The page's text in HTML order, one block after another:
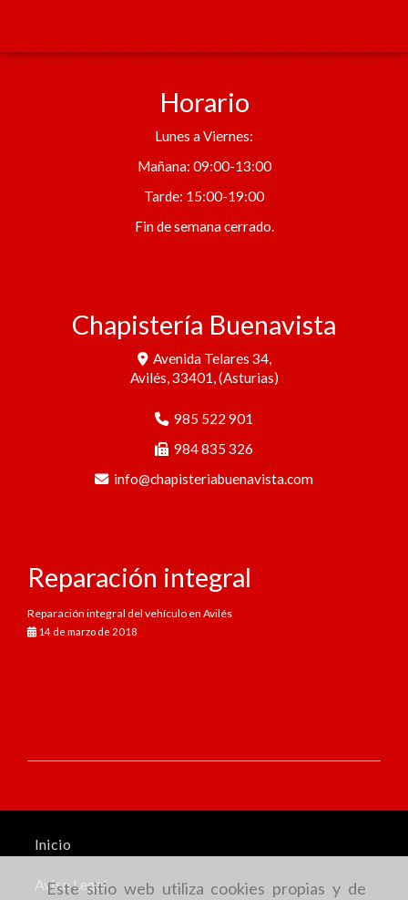
Este sitio web utiliza cookies propias y de
Horario
Lunes a Viernes:
Mañana: 09:00-13:00
Tarde: 15:00-19:00
Fin de semana cerrado.
Chapistería Buenavista
Avenida Telares 34,
Avilés,33401,(Asturias)
985 522 901
984 835 326
info
chapisteriabuenavista.com
Reparación integral
Reparación integral del vehículo en Avilés
14 de marzo de 2018
Inicio
Aviso Legal